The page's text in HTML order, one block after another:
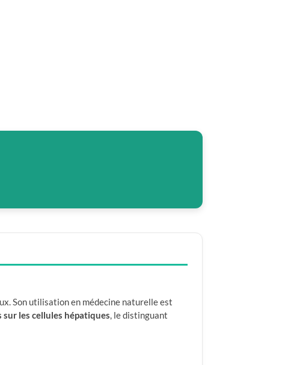
Son utilisation en médecine naturelle est
sur les cellules hépatiques, le distinguant